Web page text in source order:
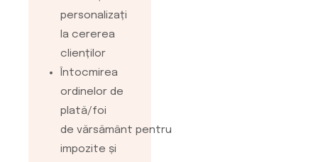
personalizați
la cererea
clienților
Întocmirea
ordinelor de
plată/foi
de vărsământ pentru
impozite și